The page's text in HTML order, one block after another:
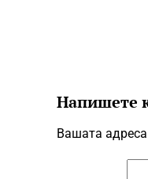
Напишете
Вашата